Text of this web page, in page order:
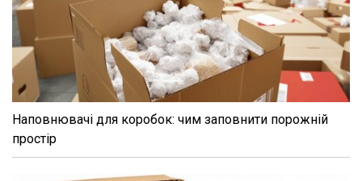
Наповнювачі для коробок: чим заповнити порожній
простір